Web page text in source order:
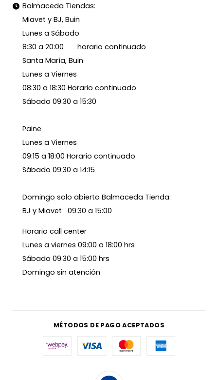
Balmaceda Tiendas:
Miavet y BJ, Buin
Lunes a Sábado
8:30 a 20:00 horario continuado
Santa María, Buin
Lunes a Viernes
08:30 a 18:30 Horario continuado
Sábado 09:30 a 15:30
Paine
Lunes a Viernes
09:15 a 18:00 Horario continuado
Sábado 09:30 a 14:15
Domingo solo abierto Balmaceda Tienda:
BJ y Miavet 09:30 a 15:00
Horario call center
Lunes a viernes 09:00 a 18:00 hrs
Sábado 09:30 a 15:00 hrs
Domingo sin atención
MÉTODOS DE PAGO ACEPTADOS